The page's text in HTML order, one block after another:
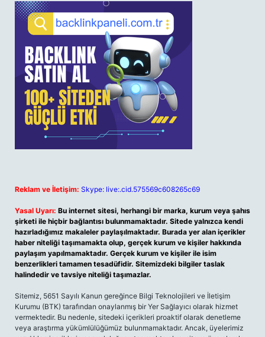
Reklam ve İletişim: Skype: live:.cid.575569c608265c69
Yasal Uyarı: Bu internet sitesi, herhangi bir marka, kurum veya şahıs
şirketi ile hiçbir bağlantısı bulunmamaktadır. Sitede yalnızca kendi
hazırladığımız makaleler paylaşılmaktadır. Burada yer alan içerikler
haber niteliği taşımamakta olup, gerçek kurum ve kişiler hakkında
paylaşım yapılmamaktadır. Gerçek kurum ve kişiler ile isim
benzerlikleri tamamen tesadüfidir. Sitemizdeki bilgiler taslak
halindedir ve tavsiye niteliği taşımazlar.
Sitemiz, 5651 Sayılı Kanun gereğince Bilgi Teknolojileri ve İletişim
Kurumu (BTK) tarafından onaylanmış bir Yer Sağlayıcı olarak hizmet
vermektedir. Bu nedenle, sitedeki içerikleri proaktif olarak denetleme
veya araştırma yükümlülüğümüz bulunmamaktadır. Ancak, üyelerimiz